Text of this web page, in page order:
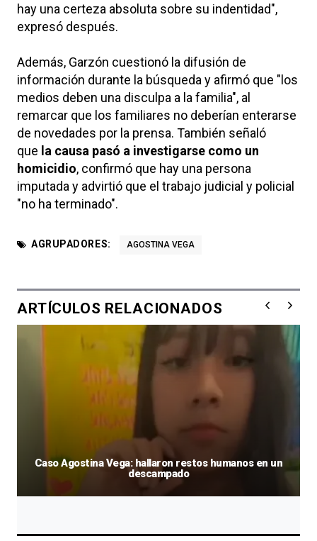
hay una certeza absoluta sobre su indentidad",
expresó después.
Además, Garzón cuestionó la difusión de
información durante la búsqueda y afirmó que "los
medios deben una disculpa a la familia", al
remarcar que los familiares no deberían enterarse
de novedades por la prensa. También señaló
que la causa pasó a investigarse como un
homicidio, confirmó que hay una persona
imputada y advirtió que el trabajo judicial y policial
"no ha terminado".
AGRUPADORES: AGOSTINA VEGA
ARTÍCULOS RELACIONADOS
Caso Agostina Vega: hallaron restos humanos en un
descampado